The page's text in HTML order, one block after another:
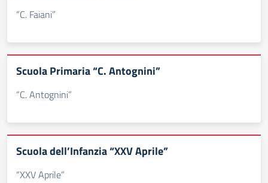
“C. Faiani”
Scuola Primaria “C. Antognini”
“C. Antognini”
Scuola dell’Infanzia “XXV Aprile”
“XXV Aprile”